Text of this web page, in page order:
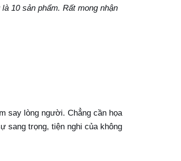
10 sản phẩm. Rất mong nhận
say lòng người. Chẳng cần họa
sang trọng, tiện nghi của không